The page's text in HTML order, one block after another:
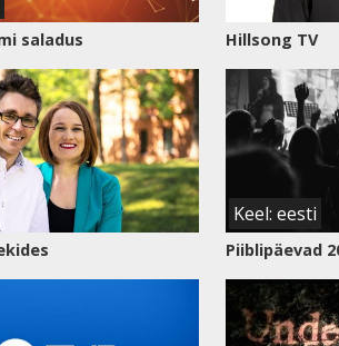
saladus Hillsong TV
Vaata
saadet
Keel: eesti
Piiblipäevad